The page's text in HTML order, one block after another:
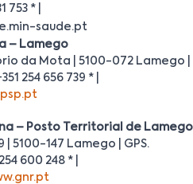
753 * |
saude.pt
– Lamego
da Mota | 5100-072 Lamego |
254 656 739 * |
– Posto Territorial de Lamego
5100-147 Lamego | GPS.
600 248 * |